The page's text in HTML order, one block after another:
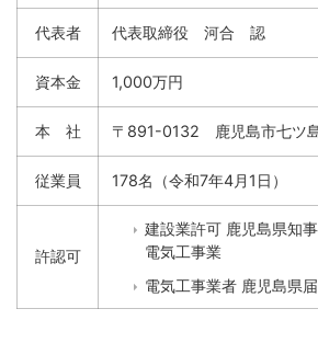
代表者 代表取締役 河合 認
資本金 1,000万円
本 社 〒891-0132 鹿児島市七ツ
従業員 178名（令和7年4月1日）
許認可
建設業許可 鹿児島県知
電気工事業
電気工事業者 鹿児島県